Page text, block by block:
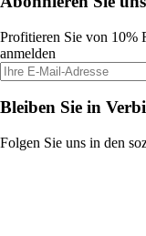
Profitieren Sie von 10%
anmelden
Bleiben Sie in
Folgen Sie uns in den